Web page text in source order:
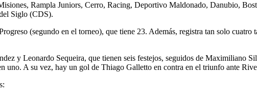
Rampla Juniors, Cerro, Racing, Deportivo Maldonado, Danubio,
Siglo (CDS).
(segundo en el torneo), que tiene 23. Además, registra tan solo
y Leonardo Sequeira, que tienen seis festejos, seguidos de Maximiliano
uno. A su vez, hay un gol de Thiago Galletto en contra en el triunfo ante